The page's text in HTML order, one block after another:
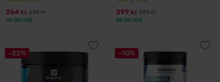
264 Kč 276Kč
NA SKLADĚ
399 Kč 525Kč
NA SKLADĚ
-22% -10%